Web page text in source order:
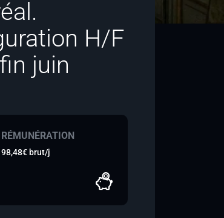
H/F
juin
RÉMUNÉRATION
98,48€ brut/j